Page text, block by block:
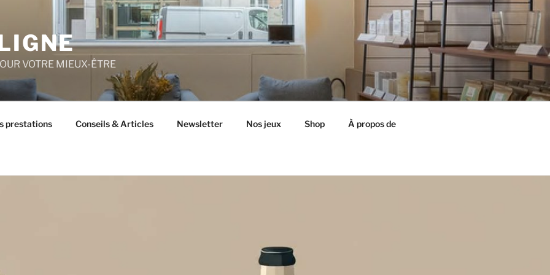
VOTRE MIEUX-ÊTRE
prestations Conseils & Articles Newsletter Nos jeux Shop À propos de